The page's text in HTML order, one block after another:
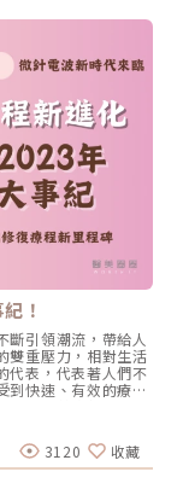
！
斷引領潮流，帶給人
雙重壓力，相對生活
代表，代表著人們不
到快速、有效的療程
求醫美療程時需謹
議，以確保在過程
顧2023年醫美領域
如代言的鳳凰電波，
3120 收藏